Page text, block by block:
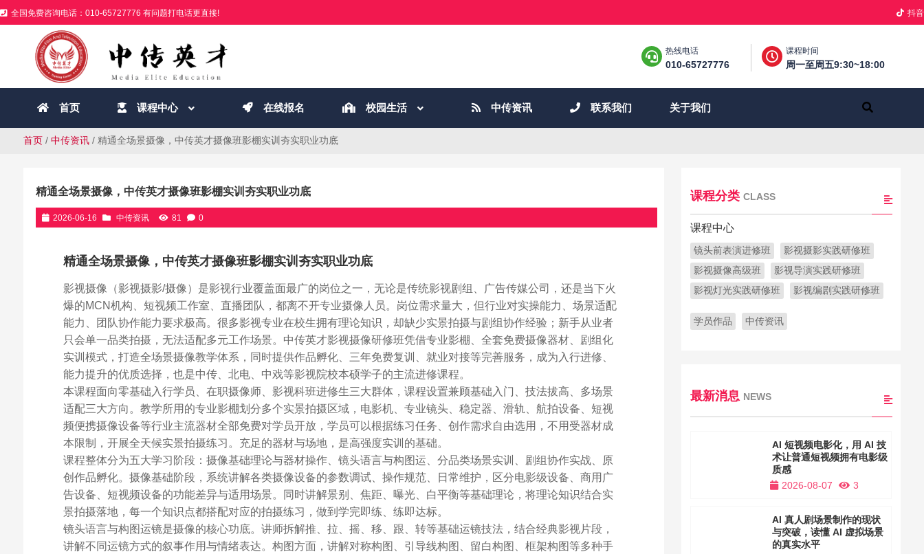
全国免费咨询电话：010-65727776 有问题打电话更直接! 抖音
热线电话
010-65727776
课程时间
周一至周五9:30~18:00
首页 课程中心 在线报名 校园生活 中传资讯 联系我们 关于我们
首页/ 中传资讯/ 精通全场景摄像，中传英才摄像班影棚实训夯实职业功底
精通全场景摄像，中传英才摄像班影棚实训夯实职业功底
2026-06-16 中传资讯 81 0
精通全场景摄像，中传英才摄像班影棚实训夯实职业功底
影视摄像（影视摄影/摄像）是影视行业覆盖面最广的岗位之一，无论是传统影视剧组、广告传媒公司，还是当下火
爆的MCN机构、短视频工作室、直播团队，都离不开专业摄像人员。岗位需求量大，但行业对实操能力、场景适配
能力、团队协作能力要求极高。很多影视专业在校生拥有理论知识，却缺少实景拍摄与剧组协作经验；新手从业者
只会单一品类拍摄，无法适配多元工作场景。中传英才影视摄像研修班凭借专业影棚、全套免费摄像器材、剧组化
实训模式，打造全场景摄像教学体系，同时提供作品孵化、三年免费复训、就业对接等完善服务，成为入行进修、
能力提升的优质选择，也是中传、北电、中戏等影视院校本硕学子的主流进修课程。
本课程面向零基础入行学员、在职摄像师、影视科班进修生三大群体，课程设置兼顾基础入门、技法拔高、多场景
适配三大方向。教学所用的专业影棚划分多个实景拍摄区域，电影机、专业镜头、稳定器、滑轨、航拍设备、短视
频便携摄像设备等行业主流器材全部免费对学员开放，学员可以根据练习任务、创作需求自由选用，不用受器材成
本限制，开展全天候实景拍摄练习。充足的器材与场地，是高强度实训的基础。
课程整体分为五大学习阶段：摄像基础理论与器材操作、镜头语言与构图运、分品类场景实训、剧组协作实战、原
创作品孵化。摄像基础阶段，系统讲解各类摄像设备的参数调试、操作规范、日常维护，区分电影级设备、商用广
告设备、短视频设备的功能差异与适用场景。同时讲解景别、焦距、曝光、白平衡等基础理论，将理论知识结合实
景拍摄落地，每一个知识点都搭配对应的拍摄练习，做到学完即练、练即达标。
镜头语言与构图运镜是摄像的核心功底。讲师拆解推、拉、摇、移、跟、转等基础运镜技法，结合经典影视片段，
讲解不同运镜方式的叙事作用与情绪表达。构图方面，讲解对称构图、引导线构图、留白构图、框架构图等多种手
课程分类 CLASS
课程中心
镜头前表演进修班
影视摄影实践研修班
影视摄像高级班
影视导演实践研修班
影视灯光实践研修班
影视编剧实践研修班
学员作品 中传资讯
最新消息 NEWS
AI 短视频电影化，用 AI 技
术让普通短视频拥有电影级
质感
2026-08-07
3
AI 真人剧场景制作的现状
与突破，读懂 AI 虚拟场景
的真实水平